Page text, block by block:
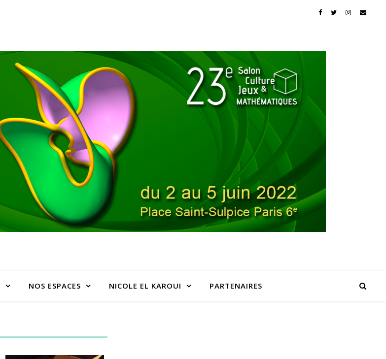
NOS ESPACES NICOLE EL KAROUI PARTENAIRES